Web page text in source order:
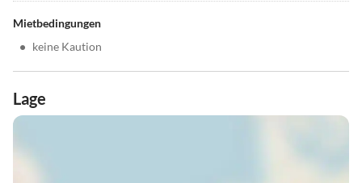
Mietbedingungen
• keine Kaution
Lage